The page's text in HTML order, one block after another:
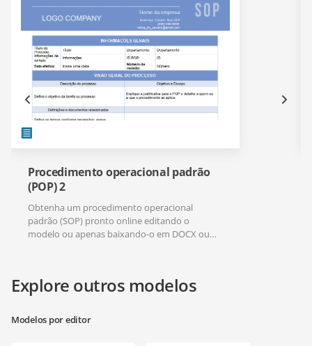
Procedimento operacional padrão
(POP) 2
Obtenha um procedimento operacional
padrão (SOP) pronto online editando o
modelo ou apenas baixando-o em DOCX ou
Explore outros modelos
Modelos por editor